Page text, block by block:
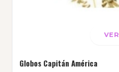
VER
Globos Capitán América